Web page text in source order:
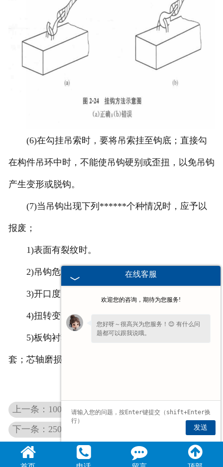
(6)在勾挂吊索时，要将吊索挂至钩底；直接勾
在构件吊环中时，不能使吊钩硬别或歪扭，以免吊钩
产生变形或脱钩。
(7)当吊钩出现下列******个种情况时，应予以
报废；
1)表面有裂纹时。
2)吊钩危险断面磨损达到原尺寸的10%。
3)开口度比原尺寸增大15%。
4)扭转变形超过10°。
5)板钩衬套磨损达到原尺寸的50%时，应报废衬
套；芯轴磨损达到原尺寸的5%时，应报废芯轴。
上一条：100吨吊钩组双钩
下一条：250吨吊钩
在线客服
欢迎您的咨询，期待为您服务!
您好呀～很高兴为您服务！😊 有什么问
题都可以跟我说哦。
发送